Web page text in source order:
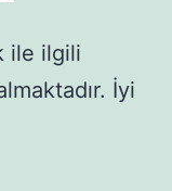
ile ilgili
İyi